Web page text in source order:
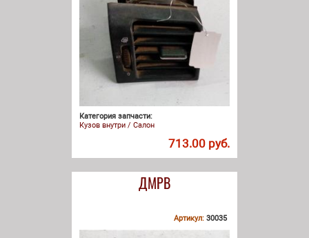
Категория запчасти:
Кузов внутри / Салон
713.00 руб.
ДМРВ
Артикул: 30035